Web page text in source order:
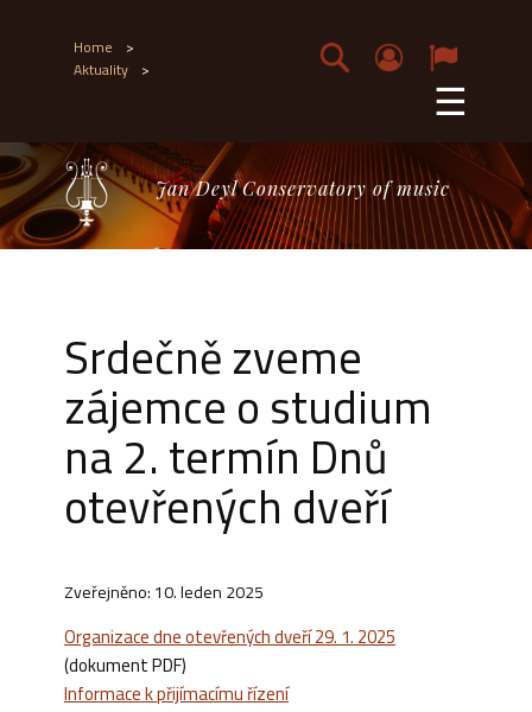
Home >
Aktuality > ☰
Jan Deyl Conservatory of music
Srdečně zveme
zájemce o studium
na 2. termín Dnů
otevřených dveří
Zveřejněno: 10. leden 2025
Organizace dne otevřených dveří 29. 1. 2025
(dokument PDF)
Informace k přijímacímu řízení